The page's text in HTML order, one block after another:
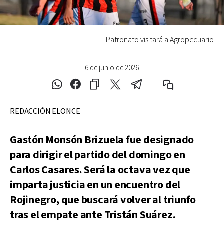
6 de junio de 2026
Patronato visitará a Agropecuario
REDACCIÓN ELONCE
Gastón Monsón Brizuela fue designado
para dirigir el partido del domingo en
Carlos Casares. Será la octava vez que
imparta justicia en un encuentro del
Rojinegro, que buscará volver al triunfo
tras el empate ante Tristán Suárez.